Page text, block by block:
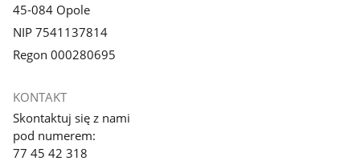
45-084 Opole
NIP 7541137814
Regon 000280695
KONTAKT
Skontaktuj się z nami
pod numerem:
77 45 42 318